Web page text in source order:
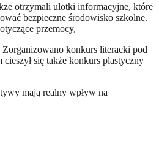
otrzymali ulotki informacyjne, które
bezpieczne środowisko szkolne.
przemocy,
Zorganizowano konkurs literacki pod
się także konkurs plastyczny
mają realny wpływ na